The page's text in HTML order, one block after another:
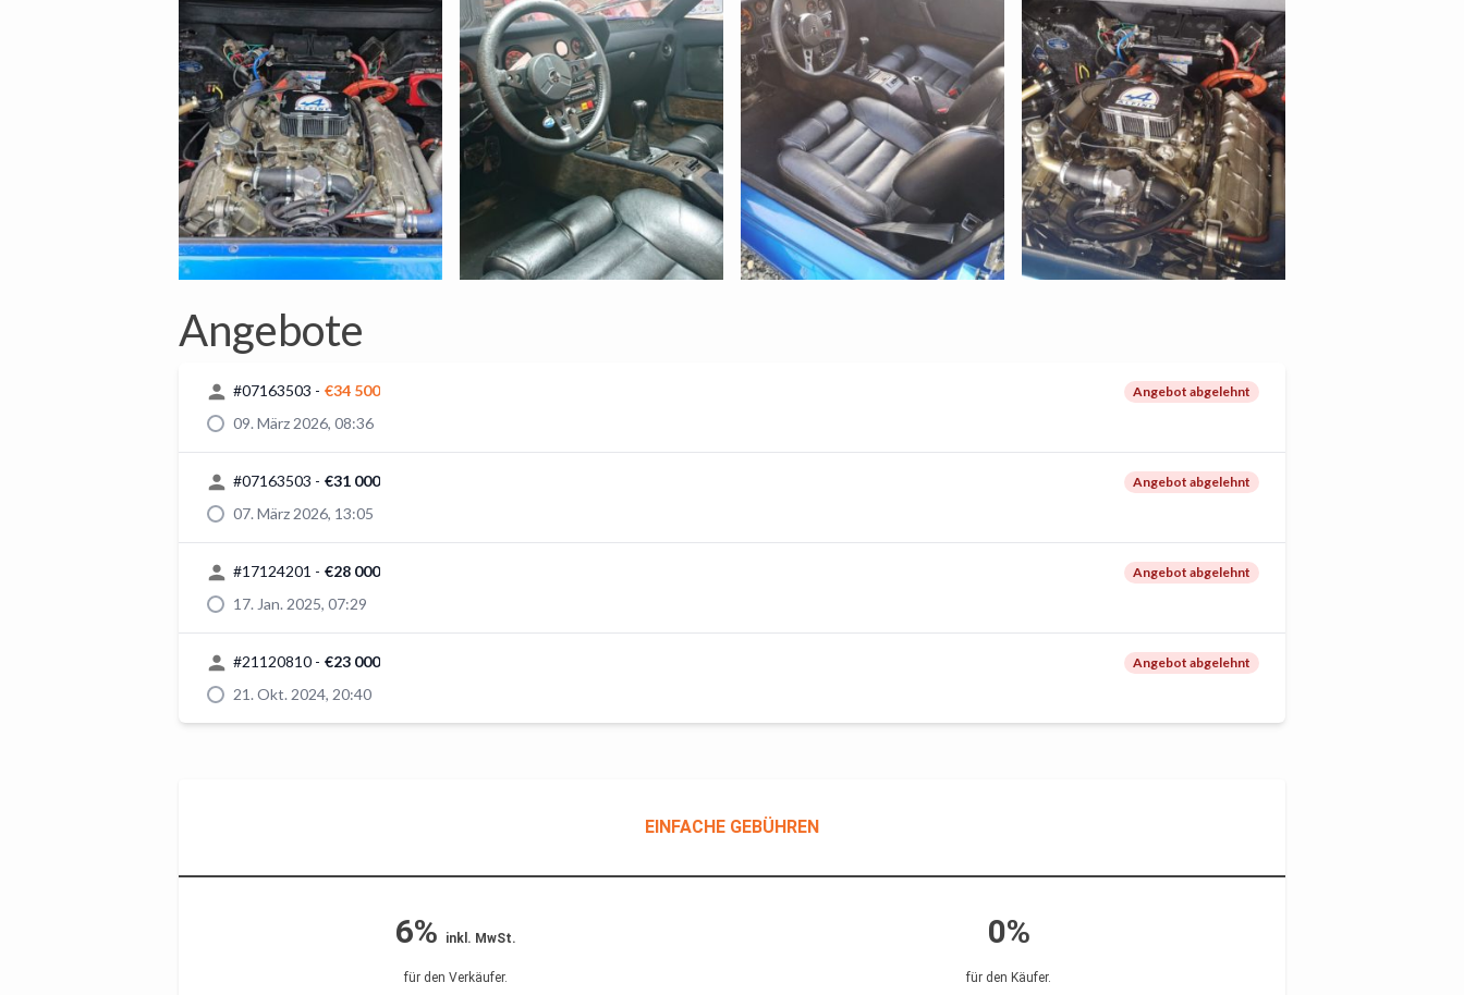
Angebote
#07163503 - €34 500 Angebot abgelehnt
09. März 2026, 08:36
#07163503 - €31 000 Angebot abgelehnt
07. März 2026, 13:05
#17124201 - €28 000 Angebot abgelehnt
17. Jan. 2025, 07:29
#21120810 - €23 000 Angebot abgelehnt
21. Okt. 2024, 20:40
EINFACHE GEBÜHREN
6% inkl. MwSt. 0%
für den Verkäufer. für den Käufer.